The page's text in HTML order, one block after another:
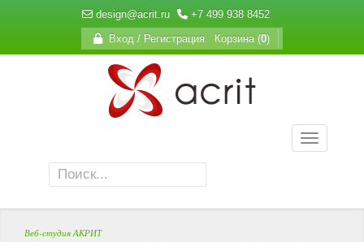
design@acrit.ru +7 499 938 8452
Вход / Регистрация Корзина (0)
Веб-студия АКРИТ